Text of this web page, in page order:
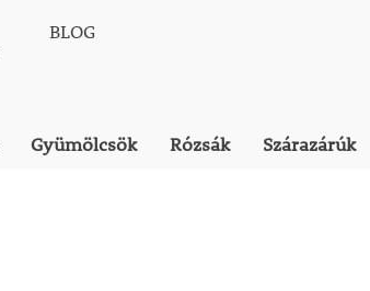
BLOG
Gyümölcsök Rózsák Szárazárúk